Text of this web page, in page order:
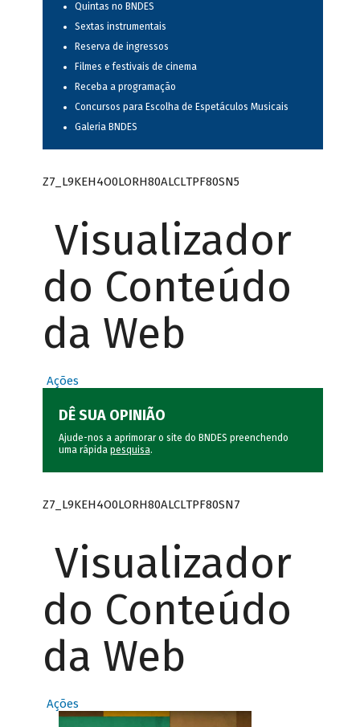
Quintas no BNDES
Sextas instrumentais
Reserva de ingressos
Filmes e festivais de cinema
Receba a programação
Concursos para Escolha de Espetáculos Musicais
Galeria BNDES
Z7_L9KEH4O0LORH80ALCLTPF80SN5
Visualizador
do Conteúdo
da Web
Ações
DÊ SUA OPINIÃO
Ajude-nos a aprimorar o site do BNDES preenchendo
uma rápida pesquisa.
Z7_L9KEH4O0LORH80ALCLTPF80SN7
Visualizador
do Conteúdo
da Web
Ações